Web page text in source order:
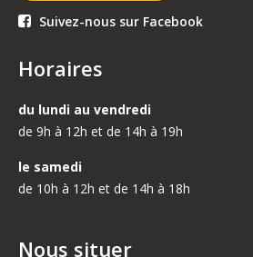
Suivez-nous sur Facebook
Horaires
du lundi au vendredi
de 9h à 12h et de 14h à 19h
le samedi
de 10h à 12h et de 14h à 18h
Nous situer